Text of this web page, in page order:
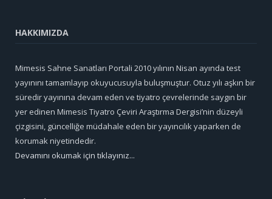
HAKKIMIZDA
Mimesis Sahne Sanatları Portali 2010 yılının Nisan ayında test
yayınını tamamlayıp okuyucusuyla buluşmuştur. Otuz yılı aşkın bir
süredir yayınına devam eden ve tiyatro çevrelerinde saygın bir
yer edinen Mimesis Tiyatro Çeviri Araştırma Dergisi’nin düzeyli
çizgisini, güncelliğe müdahale eden bir yayıncılık yaparken de
korumak niyetindedir.
Devamını okumak için tıklayınız...